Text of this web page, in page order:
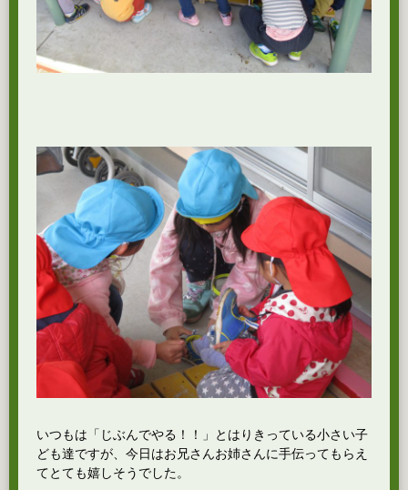
いつもは「じぶんでやる！！」とはりきっている小さい子
ども達ですが、今日はお兄さんお姉さんに手伝ってもらえ
てとても嬉しそうでした。